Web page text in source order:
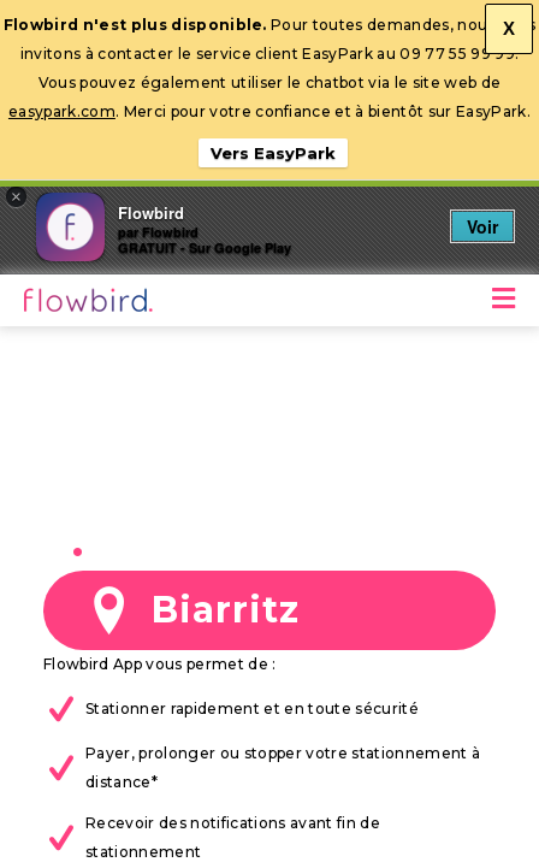
Ouvrir la barre d’outils
X
Flowbird n'est plus disponible. Pour toutes demandes, nous vous
invitons à contacter le service client EasyPark au 09 77 55 99 99.
Vous pouvez également utiliser le chatbot via le site web de
easypark.com. Merci pour votre confiance et à bientôt sur EasyPark.
Vers EasyPark
×
Flowbird
par Flowbird
GRATUIT - Sur Google Play
Voir
Biarritz
Flowbird App vous permet de :
Stationner rapidement et en toute sécurité
Payer, prolonger ou stopper votre stationnement à
distance*
Recevoir des notifications avant fin de
stationnement